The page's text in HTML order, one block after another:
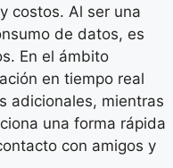
costos. Al ser una
de datos, es
En el ámbito
en tiempo real
adicionales, mientras
una forma rápida
con amigos y